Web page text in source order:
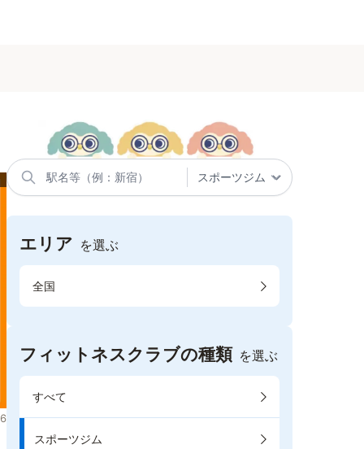
エリア を選ぶ
全国
フィットネスクラブの種類 を選ぶ
すべて
スポーツジム